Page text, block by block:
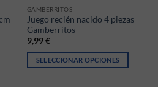
GAMBERRITOS
Juego recién nacido 4 piezas
Gamberritos
9,99€
SELECCIONAR OPCIONES